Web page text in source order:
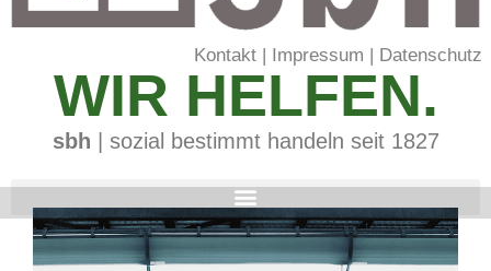
Kontakt | Impressum | Datenschutz
WIR HELFEN.
sbh | sozial bestimmt handeln seit 1827